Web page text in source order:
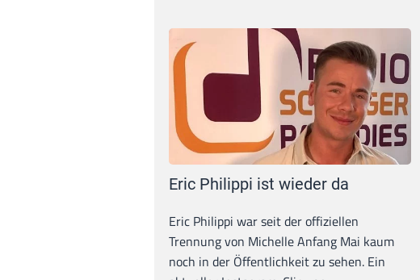
Eric Philippi ist wieder da
Eric Philippi war seit der offiziellen
Trennung von Michelle Anfang Mai kaum
noch in der Öffentlichkeit zu sehen. Ein